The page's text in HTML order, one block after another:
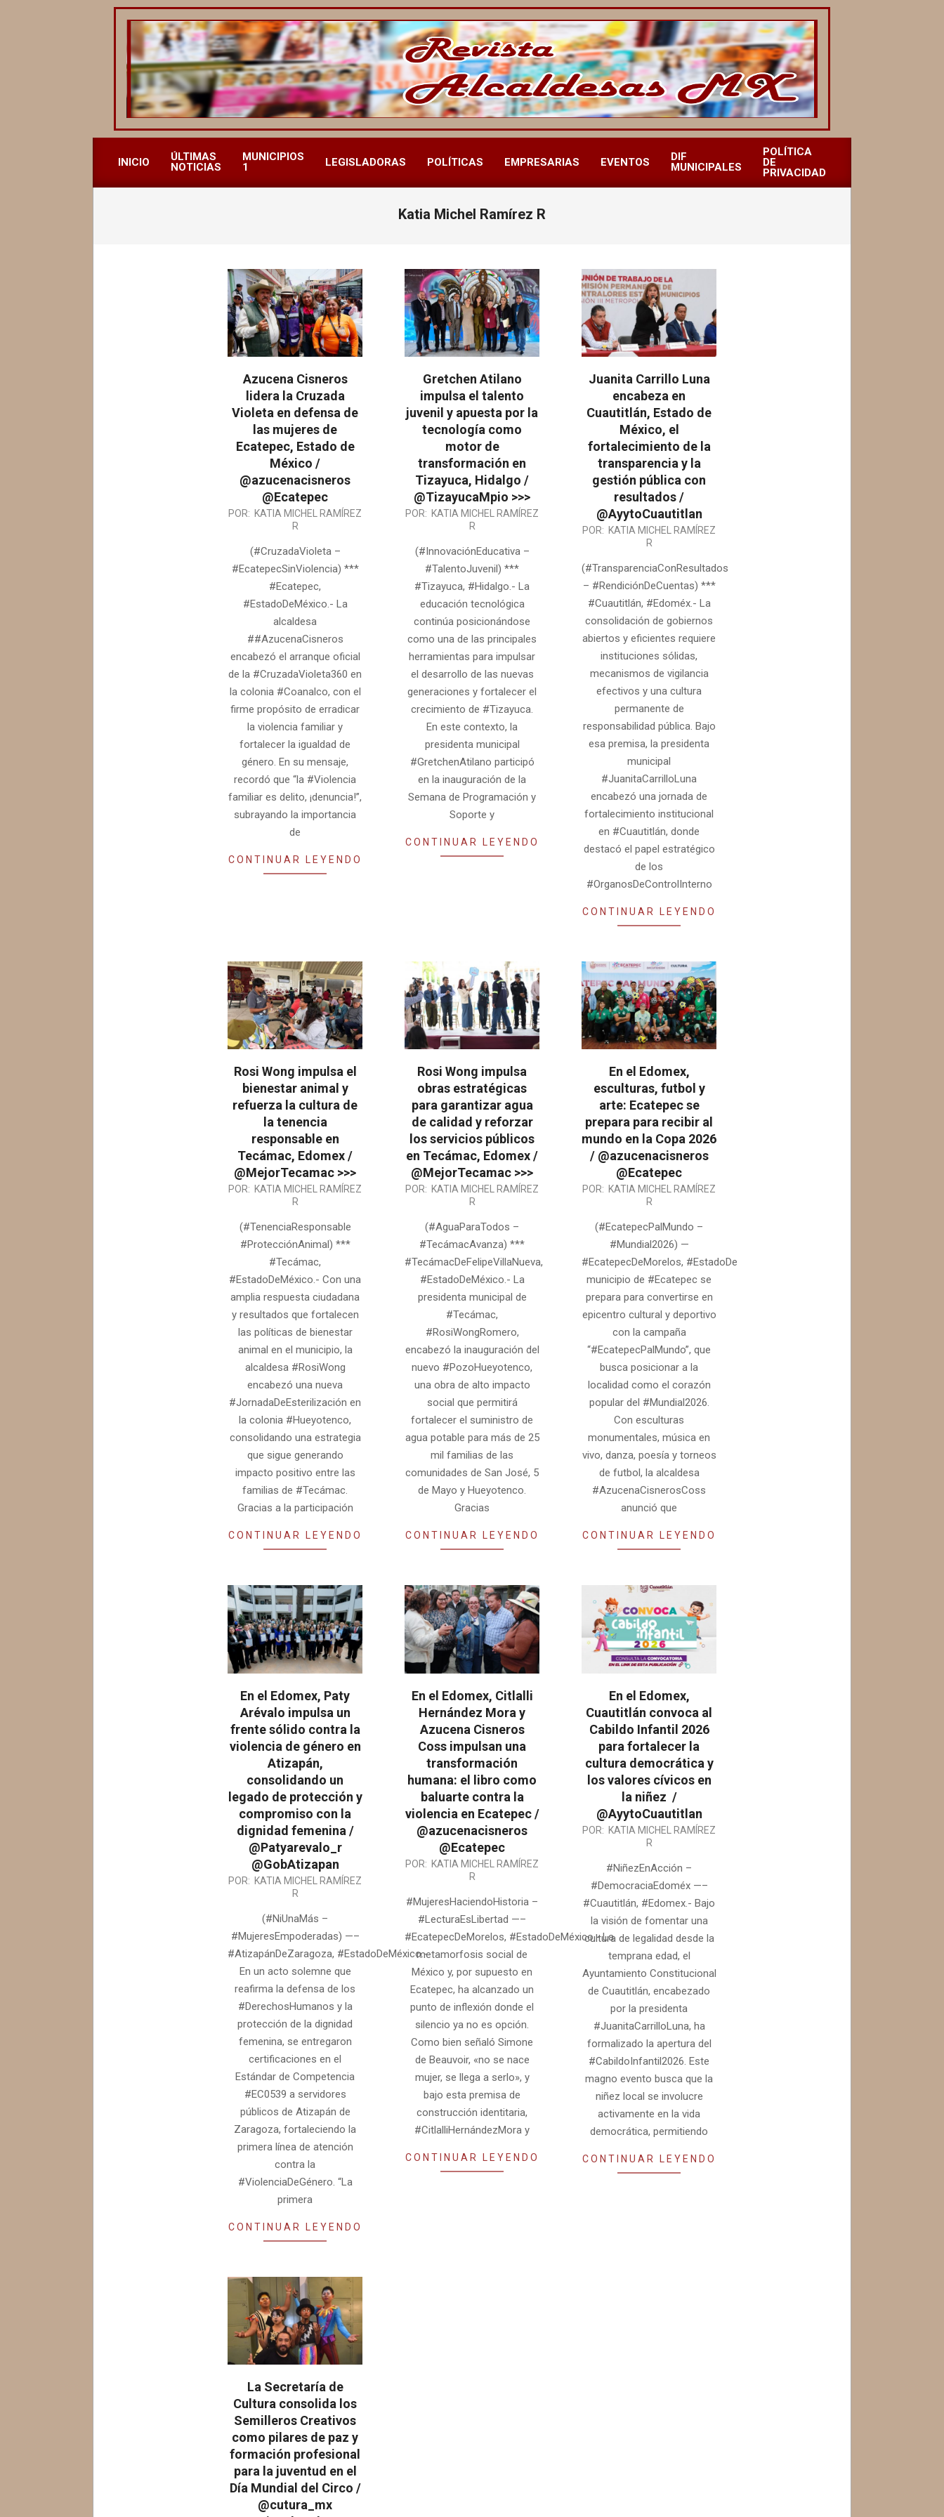
REVISTA
ALCALDESAS
MX
Menú
de
principal
INICIO
ÚLTIMAS
NOTICIAS
MUNICIPIOS
1
LEGISLADORAS POLÍTICAS EMPRESARIAS EVENTOS
DIF
MUNICIPALES
POLÍTICA
DE
PRIVACIDAD
Katia Michel Ramírez R
Azucena Cisneros
lidera la Cruzada
Violeta en defensa de
las mujeres de
Ecatepec, Estado de
México /
@azucenacisneros
@Ecatepec
2026-
POR: KATIA MICHEL RAMÍREZ
R
(#CruzadaVioleta –
#EcatepecSinViolencia) ***
#Ecatepec,
#EstadoDeMéxico.- La
alcaldesa
##AzucenaCisneros
encabezó el arranque oficial
de la #CruzadaVioleta360 en
la colonia #Coanalco, con el
firme propósito de erradicar
la violencia familiar y
fortalecer la igualdad de
género. En su mensaje,
recordó que “la #Violencia
familiar es delito, ¡denuncia!”,
subrayando la importancia
de
CONTINUAR LEYENDO
Gretchen Atilano
impulsa el talento
juvenil y apuesta por la
tecnología como
motor de
transformación en
Tizayuca, Hidalgo /
@TizayucaMpio >>>
2026-
POR: KATIA MICHEL RAMÍREZ
R
(#InnovaciónEducativa –
#TalentoJuvenil) ***
#Tizayuca, #Hidalgo.- La
educación tecnológica
continúa posicionándose
como una de las principales
herramientas para impulsar
el desarrollo de las nuevas
generaciones y fortalecer el
crecimiento de #Tizayuca.
En este contexto, la
presidenta municipal
#GretchenAtilano participó
en la inauguración de la
Semana de Programación y
Soporte y
CONTINUAR LEYENDO
Juanita Carrillo Luna
encabeza en
Cuautitlán, Estado de
México, el
fortalecimiento de la
transparencia y la
gestión pública con
resultados /
@AyytoCuautitlan
2026-
25
POR: KATIA MICHEL RAMÍREZ
R
(#TransparenciaConResultados
– #RendiciónDeCuentas) ***
#Cuautitlán, #Edoméx.- La
consolidación de gobiernos
abiertos y eficientes requiere
instituciones sólidas,
mecanismos de vigilancia
efectivos y una cultura
permanente de
responsabilidad pública. Bajo
esa premisa, la presidenta
municipal
#JuanitaCarrilloLuna
encabezó una jornada de
fortalecimiento institucional
en #Cuautitlán, donde
destacó el papel estratégico
de los
#OrganosDeControlInterno
CONTINUAR LEYENDO
Rosi Wong impulsa el
bienestar animal y
refuerza la cultura de
la tenencia
responsable en
Tecámac, Edomex /
@MejorTecamac >>>
2026-
POR: KATIA MICHEL RAMÍREZ
R
(#TenenciaResponsable
#ProtecciónAnimal) ***
#Tecámac,
#EstadoDeMéxico.- Con una
amplia respuesta ciudadana
y resultados que fortalecen
las políticas de bienestar
animal en el municipio, la
alcaldesa #RosiWong
encabezó una nueva
#JornadaDeEsterilización en
la colonia #Hueyotenco,
consolidando una estrategia
que sigue generando
impacto positivo entre las
familias de #Tecámac.
Gracias a la participación
CONTINUAR LEYENDO
Rosi Wong impulsa
obras estratégicas
para garantizar agua
de calidad y reforzar
los servicios públicos
en Tecámac, Edomex /
@MejorTecamac >>>
2026-
POR: KATIA MICHEL RAMÍREZ
R
(#AguaParaTodos –
#TecámacAvanza) ***
#TecámacDeFelipeVillaNueva,
#EstadoDeMéxico.- La
presidenta municipal de
#Tecámac,
#RosiWongRomero,
encabezó la inauguración del
nuevo #PozoHueyotenco,
una obra de alto impacto
social que permitirá
fortalecer el suministro de
agua potable para más de 25
mil familias de las
comunidades de San José, 5
de Mayo y Hueyotenco.
Gracias
CONTINUAR LEYENDO
En el Edomex,
esculturas, futbol y
arte: Ecatepec se
prepara para recibir al
mundo en la Copa 2026
/ @azucenacisneros
@Ecatepec
2026-
POR: KATIA MICHEL RAMÍREZ
R
(#EcatepecPalMundo –
#Mundial2026) —
#EcatepecDeMorelos, #EstadoDeMéxico.- El
municipio de #Ecatepec se
prepara para convertirse en
epicentro cultural y deportivo
con la campaña
“#EcatepecPalMundo”, que
busca posicionar a la
localidad como el corazón
popular del #Mundial2026.
Con esculturas
monumentales, música en
vivo, danza, poesía y torneos
de futbol, la alcaldesa
#AzucenaCisnerosCoss
anunció que
CONTINUAR LEYENDO
En el Edomex, Paty
Arévalo impulsa un
frente sólido contra la
violencia de género en
Atizapán,
consolidando un
legado de protección y
compromiso con la
dignidad femenina /
@Patyarevalo_r
@GobAtizapan
2026-
POR: KATIA MICHEL RAMÍREZ
R
(#NiUnaMás –
#MujeresEmpoderadas) —–
#AtizapánDeZaragoza, #EstadoDeMéxico.-
En un acto solemne que
reafirma la defensa de los
#DerechosHumanos y la
protección de la dignidad
femenina, se entregaron
certificaciones en el
Estándar de Competencia
#EC0539 a servidores
públicos de Atizapán de
Zaragoza, fortaleciendo la
primera línea de atención
contra la
#ViolenciaDeGénero. “La
primera
CONTINUAR LEYENDO
En el Edomex, Citlalli
Hernández Mora y
Azucena Cisneros
Coss impulsan una
transformación
humana: el libro como
baluarte contra la
violencia en Ecatepec /
@azucenacisneros
@Ecatepec
2026-
23
POR: KATIA MICHEL RAMÍREZ
R
#MujeresHaciendoHistoria –
#LecturaEsLibertad —–
#EcatepecDeMorelos, #EstadoDeMéxico.- La
metamorfosis social de
México y, por supuesto en
Ecatepec, ha alcanzado un
punto de inflexión donde el
silencio ya no es opción.
Como bien señaló Simone
de Beauvoir, «no se nace
mujer, se llega a serlo», y
bajo esta premisa de
construcción identitaria,
#CitlalliHernándezMora y
CONTINUAR LEYENDO
En el Edomex,
Cuautitlán convoca al
Cabildo Infantil 2026
para fortalecer la
cultura democrática y
los valores cívicos en
la niñez /
@AyytoCuautitlan
2026-
POR: KATIA MICHEL RAMÍREZ
R
#NiñezEnAcción –
#DemocraciaEdoméx —–
#Cuautitlán, #Edomex.- Bajo
la visión de fomentar una
cultura de legalidad desde la
temprana edad, el
Ayuntamiento Constitucional
de Cuautitlán, encabezado
por la presidenta
#JuanitaCarrilloLuna, ha
formalizado la apertura del
#CabildoInfantil2026. Este
magno evento busca que la
niñez local se involucre
activamente en la vida
democrática, permitiendo
CONTINUAR LEYENDO
La Secretaría de
Cultura consolida los
Semilleros Creativos
como pilares de paz y
formación profesional
para la juventud en el
Día Mundial del Circo /
@cutura_mx